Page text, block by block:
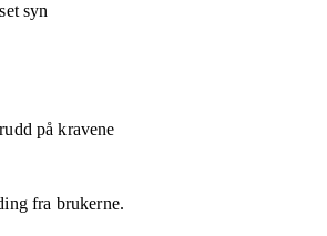
syn
på kravene
fra brukerne.